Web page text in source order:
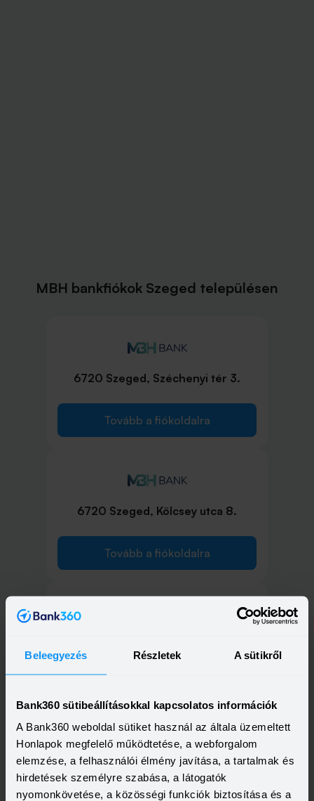
Beleegyezés Részletek A sütikről
Bank360 sütibeállításokkal kapcsolatos információk
A Bank360 weboldal sütiket használ az általa üzemeltett
Honlapok megfelelő működtetése, a webforgalom
elemzése, a felhasználói élmény javítása, a tartalmak és
hirdetések személyre szabása, a látogatók
nyomonkövetése, a közösségi funkciók biztosítása és a
MBH bankfiókok Szeged településen
6720 Szeged, Széchenyi tér 3.
Tovább a fiókoldalra
6720 Szeged, Kölcsey utca 8.
Tovább a fiókoldalra
6722 Szeged, Mikszáth Kiálmán utca
15.